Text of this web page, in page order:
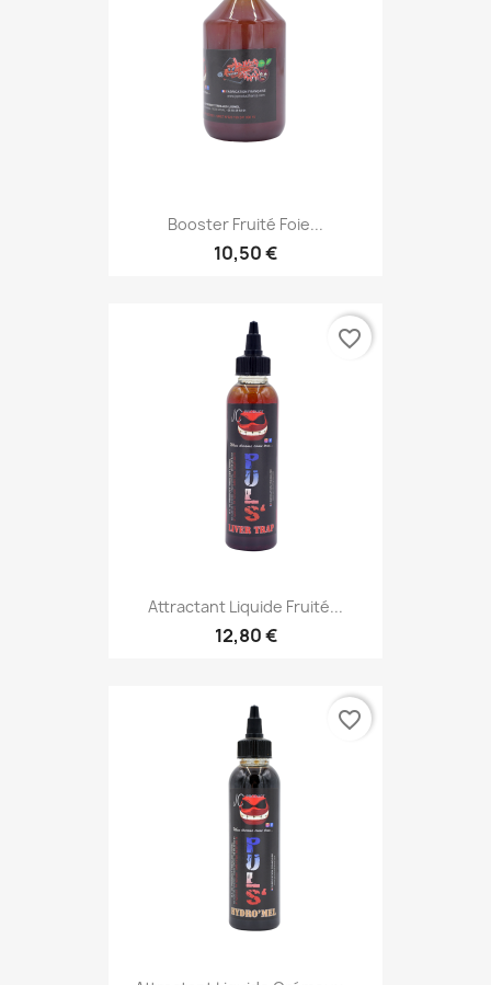
Booster Fruité Foie...
10,50 €
Attractant Liquide Fruité...
12,80 €
favorite_border
favorite_border